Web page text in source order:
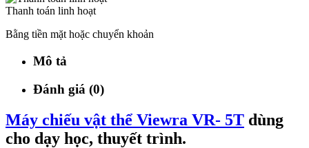
Thanh toán linh hoạt
Bằng tiền mặt hoặc chuyển khoản
Mô tả
Đánh giá (0)
Máy chiếu vật thể Viewra VR- 5T dùng
cho dạy học, thuyết trình.